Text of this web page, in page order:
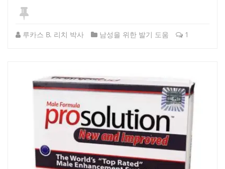
루카스 B. 리치 박사 남성을 위한 발기 도움 1